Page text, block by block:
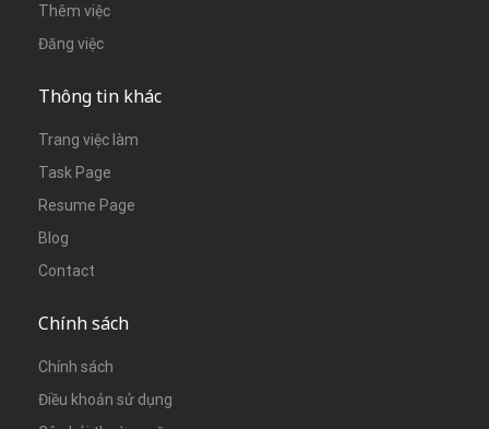
Thêm việc
Đăng việc
Thông tin khác
Trang việc làm
Task Page
Resume Page
Blog
Contact
Chính sách
Chính sách
Điều khoản sử dụng